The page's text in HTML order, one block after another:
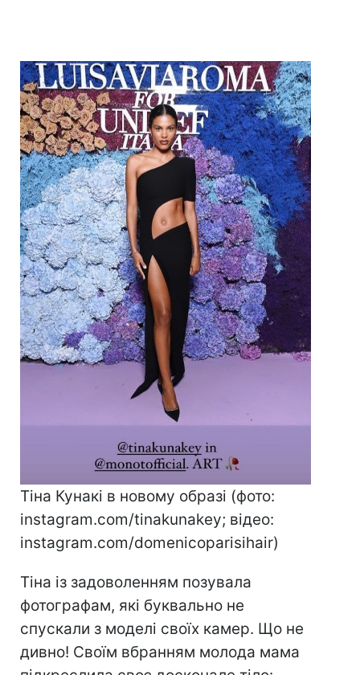
Тіна Кунакі в новому образі (фото:
instagram.com/tinakunakey; відео:
instagram.com/domenicoparisihair)
Тіна із задоволенням позувала
фотографам, які буквально не
спускали з моделі своїх камер. Що не
дивно! Своїм вбранням молода мама